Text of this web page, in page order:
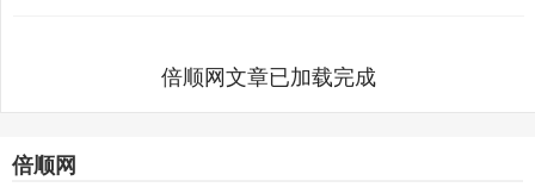
倍顺网文章已加载完成
倍顺网